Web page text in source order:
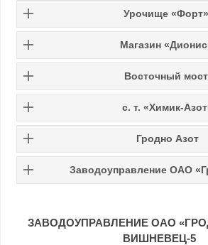
Урочище «Форт»
Магазин
Восточный мост
с. т. «Химик-
Гродно Азот
Заводоуправление ОАО
ЗАВОДОУПРАВЛЕНИЕ ОАО
ВИШНЕВЕЦ-5